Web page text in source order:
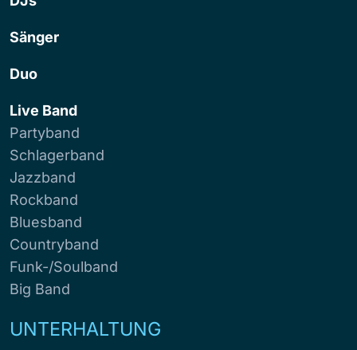
Sänger
Duo
Live Band
Partyband
Schlagerband
Jazzband
Rockband
Bluesband
Countryband
Funk-/Soulband
Big Band
UNTERHALTUNG